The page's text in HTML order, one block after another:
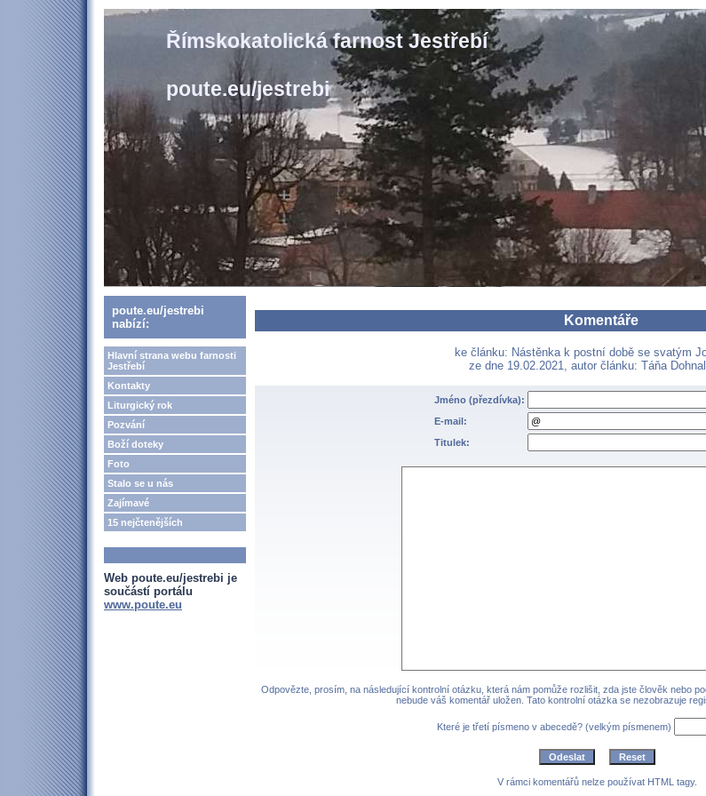
Římskokatolická farnost Jestřebí
poute.eu/jestrebi
poute.eu/jestrebi
nabízí:
Hlavní strana webu farnosti
Jestřebí
Kontakty
Liturgický rok
Pozvání
Boží doteky
Foto
Stalo se u nás
Zajímavé
15 nejčtenějších
Web poute.eu/jestrebi je
součástí portálu
www.poute.eu
Komentáře
ke článku: Nástěnka k postní době se svatým
ze dne 19.02.2021, autor článku: Táňa
Jméno (přezdívka):
E-mail:
Titulek:
Odpovězte, prosím, na následující kontrolní otázku, která nám pomůže rozlišit, zda jste člověk nebo
nebude váš komentář uložen. Tato kontrolní otázka se nezobrazuje
Které je třetí písmeno v abecedě? (velkým písmenem)
V rámci komentářů nelze používat HTML tagy.